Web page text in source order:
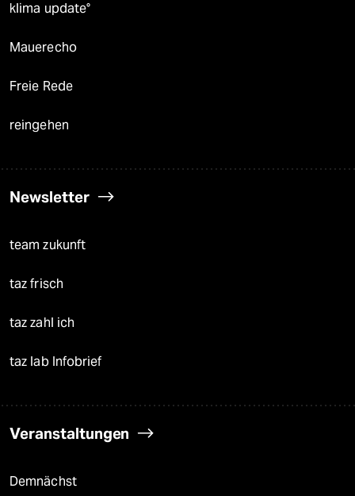
klima update°
Mauerecho
Freie Rede
reingehen
Newsletter
team zukunft
taz frisch
taz zahl ich
taz lab Infobrief
Veranstaltungen
Demnächst